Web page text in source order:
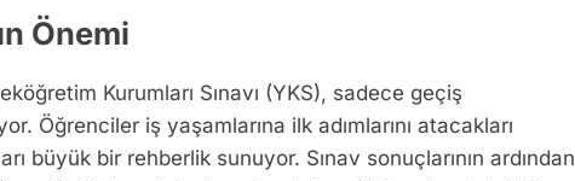
Önemi
Kurumları Sınavı (YKS), sadece geçiş
Öğrenciler iş yaşamlarına ilk adımlarını atacakları
büyük bir rehberlik sunuyor. Sınav sonuçlarının ardından